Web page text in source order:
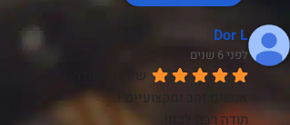
Dor L
לפני 6 שנים
שירות מעולה.
אנשים זהב ומקצועיים !
תודה רבה לכם!